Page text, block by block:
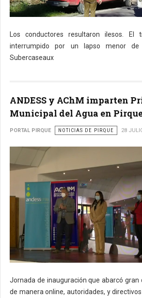
Los conductores resultaron ilesos. El
interrumpido por un lapso menor
Subercaseaux
ANDESS y AChM imparten
Municipal del Agua en
PORTAL PIRQUE NOTICIAS DE PIRQUE 28
Jornada de inauguración que abarcó gran
de manera online, autoridades, y